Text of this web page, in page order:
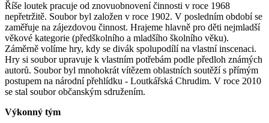
Říše loutek pracuje od znovuobnovení činnosti v roce 1968
nepřetržitě. Soubor byl založen v roce 1902. V posledním období se
zaměřuje na zájezdovou činnost. Hrajeme hlavně pro děti nejmladší
věkové kategorie (předškolního a mladšího školního věku).
Záměrně volíme hry, kdy se divák spolupodílí na vlastní inscenaci.
Hry si soubor upravuje k vlastním potřebám podle předloh známých
autorů. Soubor byl mnohokrát vítězem oblastních soutěží s přímým
postupem na národní přehlídku - Loutkářská Chrudim. V roce 2010
se stal soubor občanským sdružením.
Výkonný tým